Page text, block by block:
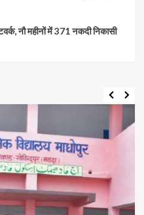
नौ महीनों में 371 नकदी निकासी